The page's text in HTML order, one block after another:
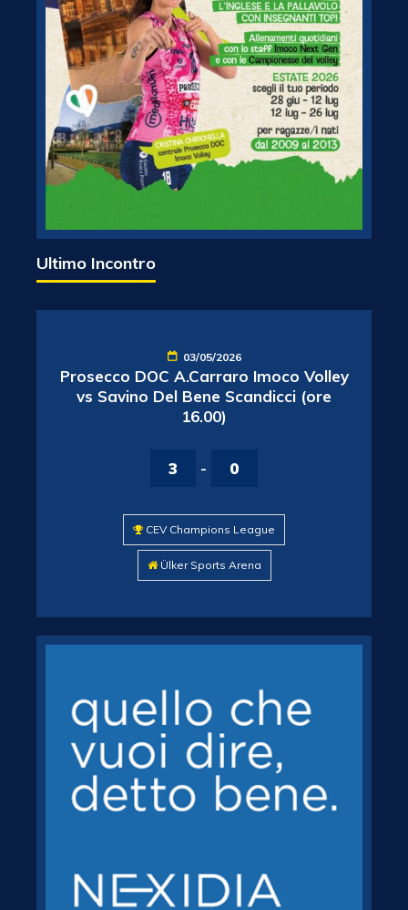
Ultimo Incontro
03/05/2026
Prosecco DOC A.Carraro Imoco Volley
vs Savino Del Bene Scandicci (ore
16.00)
3 - 0
CEV Champions League
Ülker Sports Arena